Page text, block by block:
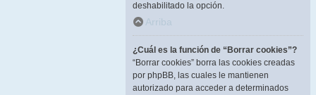
deshabilitado la opción.
Arriba
¿Cuál es la función de “Borrar cookies”?
“Borrar cookies” borra las cookies creadas
por phpBB, las cuales le mantienen
autorizado para acceder a determinados